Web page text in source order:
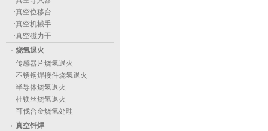
·真空位移台
·真空机械手
·真空磁力干
烧氢退火
·传感器片烧氢退火
·不锈钢焊接件烧氢退火
·半导体烧氢退火
·杜镁丝烧氢退火
·可伐合金烧氢处理
真空钎焊